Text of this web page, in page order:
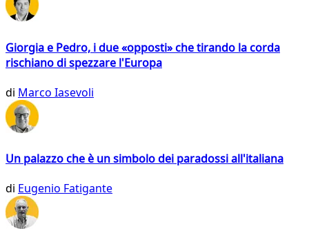
Giorgia e Pedro, i due «opposti» che tirando la corda
rischiano di spezzare l'Europa
di Marco Iasevoli
Un palazzo che è un simbolo dei paradossi all'italiana
di Eugenio Fatigante